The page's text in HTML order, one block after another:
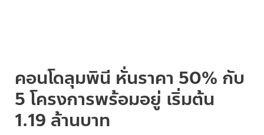
คอนโดลุมพินี หั่นราคา 50% กับ
5 โครงการพร้อมอยู่ เริ่มต้น
1.19 ล้านบาท